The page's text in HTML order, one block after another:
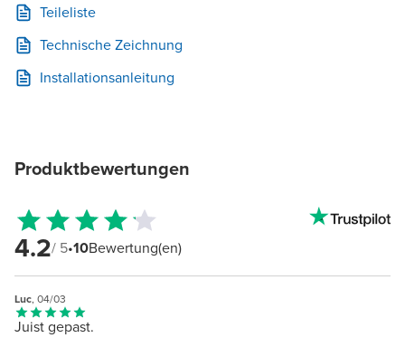
Teileliste
Technische Zeichnung
Installationsanleitung
Produktbewertungen
4.2/ 5•10Bewertung(en)
Luc, 04/03
Juist gepast.